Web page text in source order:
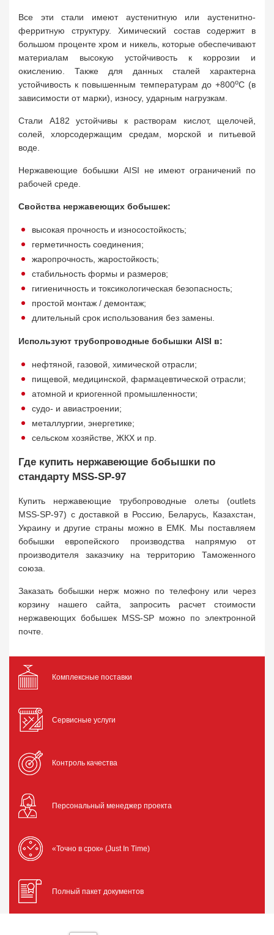
Все эти стали имеют аустенитную или аустенитно-
ферритную структуру. Химический состав содержит в
большом проценте хром и никель, которые обеспечивают
материалам высокую устойчивость к коррозии и
окислению. Также для данных сталей характерна
устойчивость к повышенным температурам до +800оС (в
зависимости от марки), износу, ударным нагрузкам.
Стали A182 устойчивы к растворам кислот, щелочей,
солей, хлорсодержащим средам, морской и питьевой
воде.
Нержавеющие бобышки AISI не имеют ограничений по
рабочей среде.
Свойства нержавеющих бобышек:
высокая прочность и износостойкость;
герметичность соединения;
жаропрочность, жаростойкость;
стабильность формы и размеров;
гигиеничность и токсикологическая безопасность;
простой монтаж / демонтаж;
длительный срок использования без замены.
Используют трубопроводные бобышки AISI в:
нефтяной, газовой, химической отрасли;
пищевой, медицинской, фармацевтической отрасли;
атомной и криогенной промышленности;
судо- и авиастроении;
металлургии, энергетике;
сельском хозяйстве, ЖКХ и пр.
Где купить нержавеющие бобышки по
стандарту MSS-SP-97
Купить нержавеющие трубопроводные олеты (outlets
MSS-SP-97) с доставкой в Россию, Беларусь, Казахстан,
Украину и другие страны можно в ЕМК. Мы поставляем
бобышки европейского производства напрямую от
производителя заказчику на территорию Таможенного
союза.
Заказать бобышки нерж можно по телефону или через
корзину нашего сайта, запросить расчет стоимости
нержавеющих бобышек MSS-SP можно по электронной
почте.
Комплексные поставки
Сервисные услуги
Контроль качества
Персональный менеджер проекта
«Точно в срок» (Just In Time)
Полный пакет документов